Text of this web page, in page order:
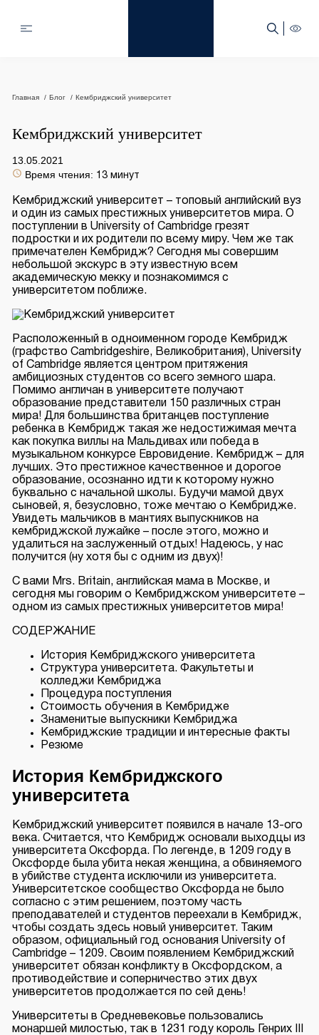
Главная Блог Кембриджский университет
Кембриджский университет
13.05.2021
Время чтения: 13 минут
Кембриджский университет – топовый английский вуз
и один из самых престижных университетов мира. О
поступлении в University of Cambridge грезят
подростки и их родители по всему миру. Чем же так
примечателен Кембридж? Сегодня мы совершим
небольшой экскурс в эту известную всем
академическую мекку и познакомимся с
университетом поближе.
Расположенный в одноименном городе Кембридж
(графство Cambridgeshire, Великобритания), University
of Cambridgeявляется центром притяжения
амбициозных студентов со всего земного шара.
Помимо англичан в университете получают
образование представители 150 различных стран
мира! Для большинства британцев поступление
ребенка в Кембридж такая же недостижимая мечта
как покупка виллы на Мальдивах или победа в
музыкальном конкурсе Евровидение. Кембридж – для
лучших. Это престижное качественное и дорогое
образование, осознанно идти к которому нужно
буквально с начальной школы. Будучи мамой двух
сыновей, я, безусловно, тоже мечтаю о Кембридже.
Увидеть мальчиков в мантиях выпускников на
кембриджской лужайке – после этого, можно и
удалиться на заслуженный отдых! Надеюсь, у нас
получится (ну хотя бы с одним из двух)!
С вами Mrs. Britain, английская мама в Москве, и
сегодня мы говорим о Кембриджском университете –
одном из самых престижных университетов мира!
СОДЕРЖАНИЕ
История Кембриджского университета
Структура университета. Факультеты и
колледжи Кембриджа
Процедура поступления
Стоимость обучения в Кембридже
Знаменитые выпускники Кембриджа
Кембриджские традиции и интересные факты
Резюме
История Кембриджского
университета
Кембриджский университет появился в начале 13-ого
века. Считается, что Кембридж основали выходцы из
университета Оксфорда. По легенде, в 1209 году в
Оксфорде была убита некая женщина, а обвиняемого
в убийстве студента исключили из университета.
Университетское сообщество Оксфорда не было
согласно с этим решением, поэтому часть
преподавателей и студентов переехали в Кембридж,
чтобы создать здесь новый университет. Таким
образом, официальный год основания University of
Cambridge – 1209. Своим появлением Кембриджский
университет обязан конфликту в Оксфордском, а
противодействие и соперничество этих двух
университетов продолжается по сей день!
Университеты в Средневековье пользовались
монаршей милостью, так в 1231 году король Генрих III